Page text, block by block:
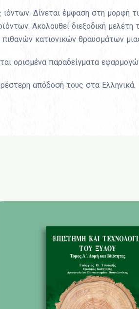
ιόντων. Δίνεται έμφαση στη μορφή
Ακολουθεί διεξοδική μελέτη
κατιονικών θραυσμάτων
ορισμένα παραδείγματα
απόδοσή τους στα Ελληνικά.